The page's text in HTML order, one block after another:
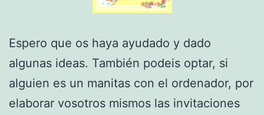
Espero que os haya ayudado y dado
algunas ideas. También podeis optar, si
alguien es un manitas con el ordenador, por
elaborar vosotros mismos las invitaciones